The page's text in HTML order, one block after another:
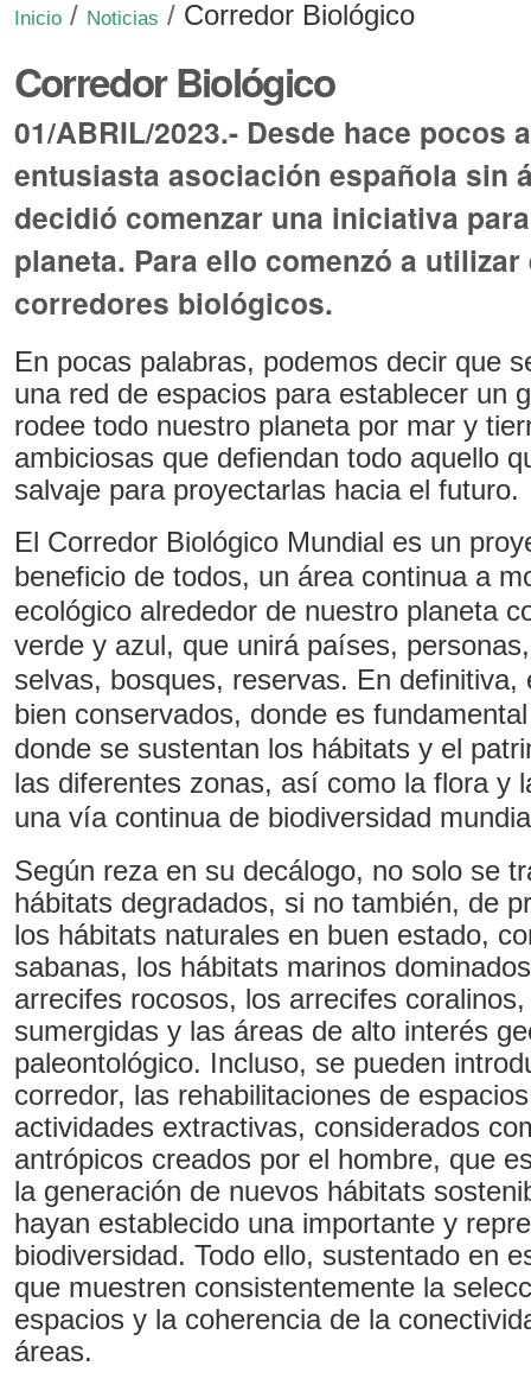
Inicio / Noticias / Corredor Biológico
Corredor Biológico
01/ABRIL/2023.- Desde hace pocos
entusiasta asociación española sin
decidió comenzar una iniciativa
planeta. Para ello comenzó a
corredores biológicos.
En pocas palabras, podemos decir que
una red de espacios para establecer un
rodee todo nuestro planeta por mar y
ambiciosas que defiendan todo aquello
salvaje para proyectarlas hacia el futuro.
El Corredor Biológico Mundial es un
beneficio de todos, un área continua a
ecológico alrededor de nuestro planeta
verde y azul, que unirá países,
selvas, bosques, reservas. En definitiva,
bien conservados, donde es
donde se sustentan los hábitats y el
las diferentes zonas, así como la flora y
una vía continua de biodiversidad
Según reza en su decálogo, no solo se
hábitats degradados, si no también, de
los hábitats naturales en buen estado,
sabanas, los hábitats marinos
arrecifes rocosos, los arrecifes
sumergidas y las áreas de alto interés
paleontológico. Incluso, se pueden
corredor, las rehabilitaciones de
actividades extractivas, considerados
antrópicos creados por el hombre, que
la generación de nuevos hábitats
hayan establecido una importante y
biodiversidad. Todo ello, sustentado en
que muestren consistentemente la
espacios y la coherencia de la
áreas.